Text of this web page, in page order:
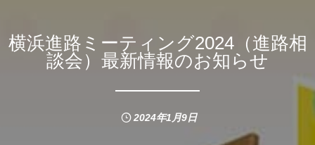
横浜進路ミーティング2024（進路相
談会）最新情報のお知らせ
2024年1月9日